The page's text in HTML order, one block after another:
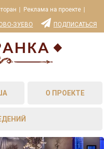
Реклама на проекте
ЗУЕВО ПОДПИСАТЬСЯ
О ПРОЕКТЕ